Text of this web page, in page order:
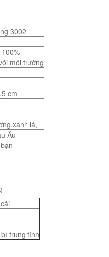
3002
100%
môi trường
cm
lá,
Âu
bì trung tính